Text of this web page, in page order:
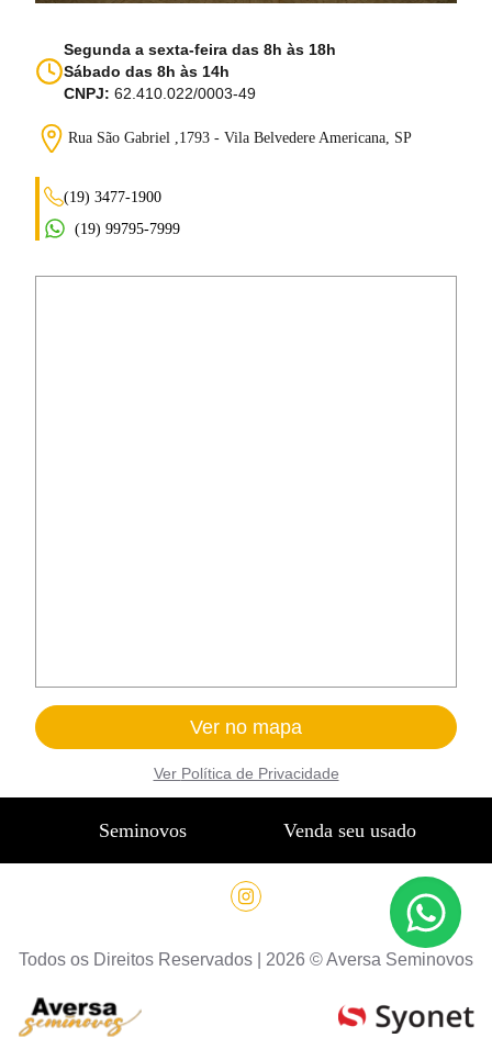
Segunda a sexta-feira das 8h às 18h
Sábado das 8h às 14h
CNPJ: 62.410.022/0003-49
Rua São Gabriel ,1793 - Vila Belvedere Americana, SP
(19) 3477-1900
(19) 99795-7999
Ver no mapa
Ver Política de Privacidade
Seminovos Venda seu usado
Todos os Direitos Reservados | 2026 ©Aversa Seminovos